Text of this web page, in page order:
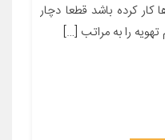
کرده باشد قطعا دچار
را به مراتب […]